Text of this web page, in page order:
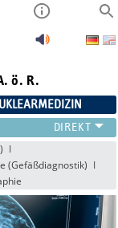
ö. R.
(Gefäßdiagnostik)